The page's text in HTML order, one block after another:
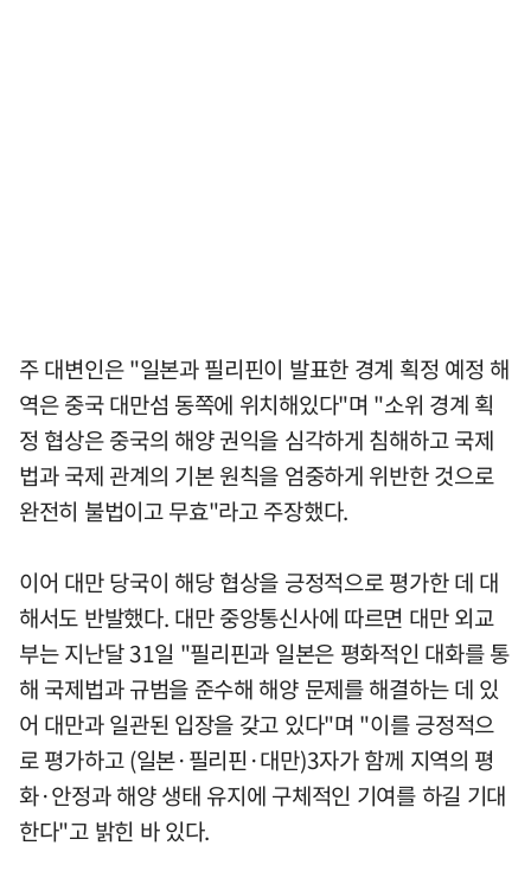
주 대변인은 "일본과 필리핀이 발표한 경계 획정 예정 해
역은 중국 대만섬 동쪽에 위치해있다"며 "소위 경계 획
정 협상은 중국의 해양 권익을 심각하게 침해하고 국제
법과 국제 관계의 기본 원칙을 엄중하게 위반한 것으로
완전히 불법이고 무효"라고 주장했다.
이어 대만 당국이 해당 협상을 긍정적으로 평가한 데 대
해서도 반발했다. 대만 중앙통신사에 따르면 대만 외교
부는 지난달 31일 "필리핀과 일본은 평화적인 대화를 통
해 국제법과 규범을 준수해 해양 문제를 해결하는 데 있
어 대만과 일관된 입장을 갖고 있다"며 "이를 긍정적으
로 평가하고 (일본·필리핀·대만)3자가 함께 지역의 평
화·안정과 해양 생태 유지에 구체적인 기여를 하길 기대
한다"고 밝힌 바 있다.